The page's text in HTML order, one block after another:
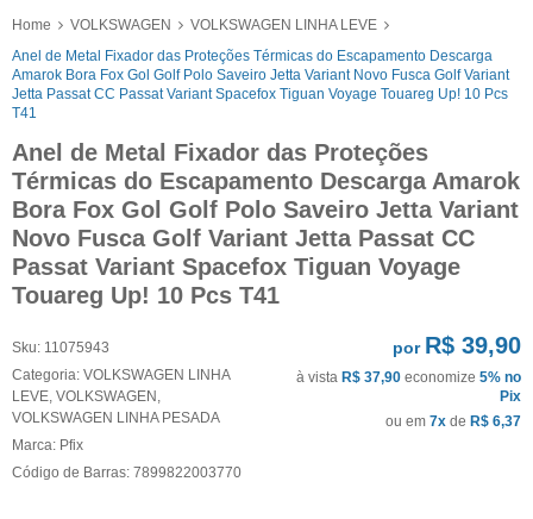
Home VOLKSWAGEN
VOLKSWAGEN LINHA LEVE
Anel de Metal Fixador das Proteções Térmicas do Escapamento Descarga
Amarok Bora Fox Gol Golf Polo Saveiro Jetta Variant Novo Fusca Golf Variant
Jetta Passat CC Passat Variant Spacefox Tiguan Voyage Touareg Up! 10 Pcs
T41
Anel de Metal Fixador das Proteções
Térmicas do Escapamento Descarga Amarok
Bora Fox Gol Golf Polo Saveiro Jetta Variant
Novo Fusca Golf Variant Jetta Passat CC
Passat Variant Spacefox Tiguan Voyage
Touareg Up! 10 Pcs T41
Sku: 11075943
Categoria: VOLKSWAGEN LINHA
LEVE VOLKSWAGEN
VOLKSWAGEN LINHA PESADA
Marca: Pfix
Código de Barras: 7899822003770
por R$ 39,90
à vista R$ 37,90 economize 5% no
Pix
ou em 7x de R$ 6,37